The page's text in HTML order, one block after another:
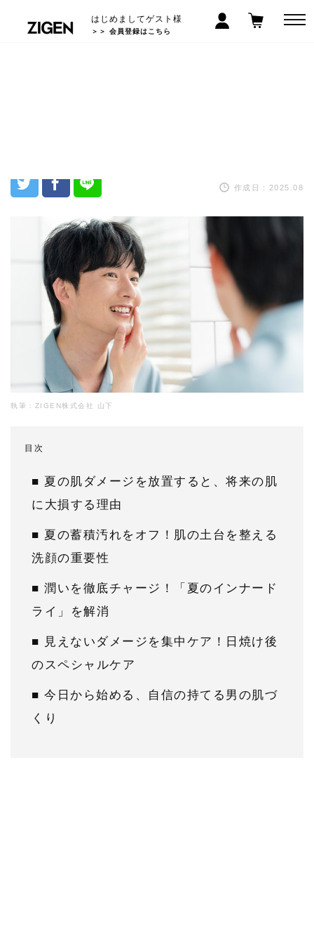
はじめましてゲスト様
＞＞ 会員登録はこちら
作成日：2025.08
執筆：ZIGEN株式会社 山下
目次
■ 夏の肌ダメージを放置すると、将来の肌
に大損する理由
■ 夏の蓄積汚れをオフ！肌の土台を整える
洗顔の重要性
■ 潤いを徹底チャージ！「夏のインナード
ライ」を解消
■ 見えないダメージを集中ケア！日焼け後
のスペシャルケア
■ 今日から始める、自信の持てる男の肌づ
くり